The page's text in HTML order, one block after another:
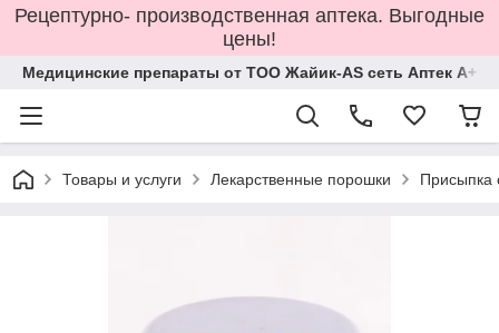
Рецептурно- производственная аптека. Выгодные
цены!
Медицинские препараты от ТОО Жайик-AS сеть Аптек А+
Товары и услуги Лекарственные порошки Присыпка